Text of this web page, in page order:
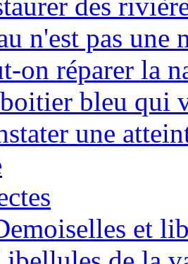
des
n'est pas une
on réparer la
bleu qui
une
et